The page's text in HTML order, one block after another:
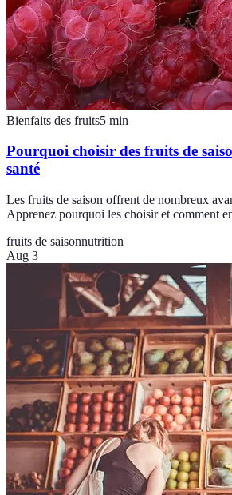
Bienfaits des fruits5 min
Pourquoi choisir des fruits de
santé
Les fruits de saison offrent de nombreux
Apprenez pourquoi les choisir et comment
fruits de saisonnutrition
Aug 3